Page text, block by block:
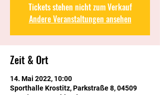
Tickets stehen nicht zum Verkauf
Andere Veranstaltungen ansehen
Zeit & Ort
14. Mai 2022, 10:00
Sporthalle Krostitz, Parkstraße 8, 04509